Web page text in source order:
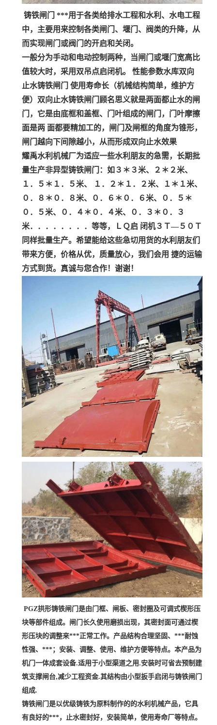
铸铁闸门 ***用于各类给排水工程和水利、水电工程
中，主要用来控制各类闸门、堰门、阀类的升降，从
而实现闸门或阀门的开启和关闭。
一般分为手动和电动控制两种，当闸门或堰门宽高比
值较大时，采用双吊点启闭机。 性能参数水库双向
止水铸铁闸门 使用寿命长（机械结构简单，维护方
便）双向止水铸铁闸门顾名思义就是两面都止水的闸
门，它是由底框和盖框、门叶组成的闸门，门叶摩擦
面是两 面都要精加工的，闸门及闸框的角度为锥形，
闸门越向下间隙越小，从而形成双向止水效果
耀禹水利机械厂为适应一些水利朋友的急需，长期批
量生产非异型铸铁闸门：如３＊３米、２＊２米、
１．５＊１．５米、 １．２＊１．２米、１＊１米、
０．８＊０．８米、０．６＊０．６米、０．５＊
０．５米、０．４＊０．４米、０．３＊０．３
米．．．．．．．．等等，ＬＱ启 闭机３Ｔ—５０Ｔ
同样批量生产。希望能给这些急切用货的水利朋友们
带来方便，价格从优，质量放心，我们会用 捷的运输
方式到货。真诚与您合作！谢谢！
PGZ拱形铸铁闸门是由门框、闸板、密封圈及可调式楔形压
块等部件组成。闸门长久使用磨损出现，其密封面可通过楔
形压块的调整来***正常工作。产品结构合理坚固、***耐蚀
性强、***；安装、调整、使用、维护方便等特点。本产品为
机门一体成套设备.适用于小型渠道之用.安装时可省去预制建
筑支撑闸台,减少工程资金.其结构由小型扳手启闭与铸铁闸门
组成.
铸铁闸门是以优级铸铁为原料制作的的水利机械产品，它具
有良好的***，止水密封好，安装简单，使用寿命厂等特点。